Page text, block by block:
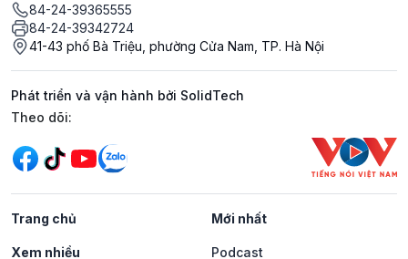
84-24-39365555
84-24-39342724
41-43 phố Bà Triệu, phường Cửa Nam, TP. Hà Nội
Phát triển và vận hành bởi SolidTech
Mạng xã hội
Theo dõi:
Trang chủ Mới nhất
Xem nhiều Podcast